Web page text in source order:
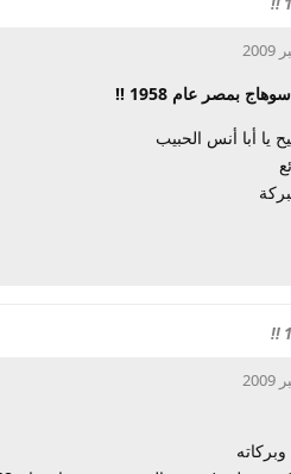
بمصر عام 1958 !!
يا أبا أنس الحبيب